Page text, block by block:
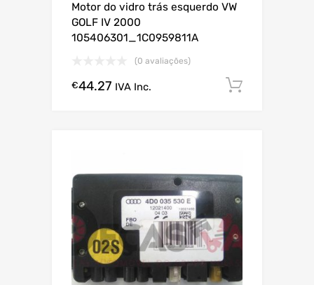
Motor do vidro trás esquerdo VW
GOLF IV 2000
105406301_1C0959811A
(0 avaliações)
€44.27 IVA Inc.